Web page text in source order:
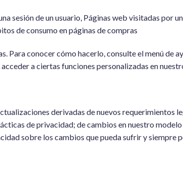
sesión de un usuario, Páginas web visitadas por
de consumo en páginas de compras
conocer cómo hacerlo, consulte el menú de
a ciertas funciones personalizadas en
derivadas de nuevos requerimientos
de privacidad; de cambios en nuestro
sobre los cambios que pueda sufrir y siempre